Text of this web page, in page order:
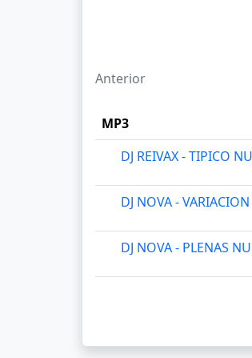
Anterior
MP3
DJ REIVAX - TIPICO
DJ NOVA -
DJ NOVA - PLENAS